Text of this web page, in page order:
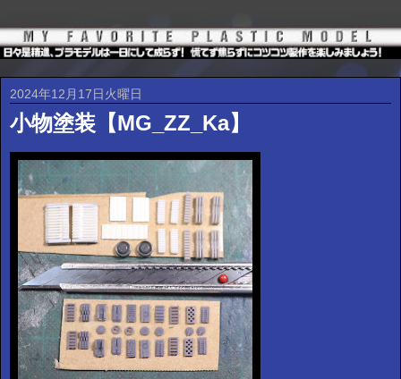
2024年12月17日火曜日
小物塗装【MG_ZZ_Ka】